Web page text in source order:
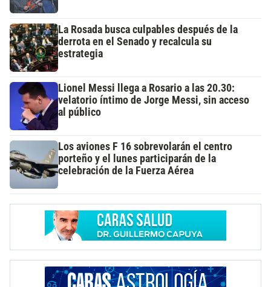
La Rosada busca culpables después de la
derrota en el Senado y recalcula su
estrategia
Lionel Messi llega a Rosario a las 20.30:
velatorio íntimo de Jorge Messi, sin acceso
al público
Los aviones F 16 sobrevolarán el centro
porteño y el lunes participarán de la
celebración de la Fuerza Aérea